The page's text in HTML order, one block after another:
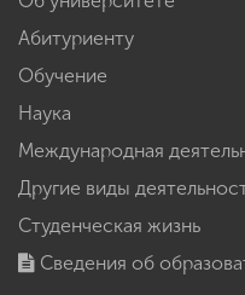
Абитуриенту
Обучение
Наука
Международная
Другие виды
Студенческая жизнь
Сведения об